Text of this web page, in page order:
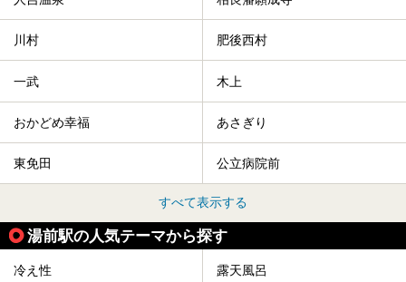
川村 肥後西村
一武 木上
おかどめ幸福 あさぎり
東免田 公立病院前
すべて表示する
湯前駅の人気テーマから探す
冷え性 露天風呂